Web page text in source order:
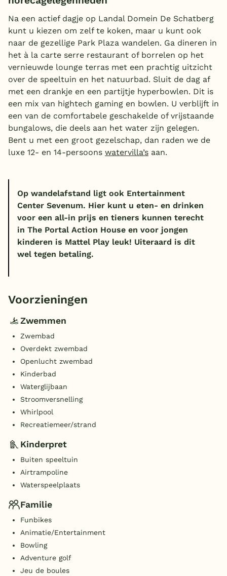
Na een actief dagje op Landal Domein De Schatberg
kunt u kiezen om zelf te koken, maar u kunt ook
naar de gezellige Park Plaza wandelen. Ga dineren in
het à la carte serre restaurant of borrelen op het
vernieuwde lounge terras met een prachtig uitzicht
over de speeltuin en het natuurbad. Sluit de dag af
met een drankje en een partijtje hyperbowlen. Dit is
een mix van hightech gaming en bowlen. U verblijft in
een van de comfortabele geschakelde of vrijstaande
bungalows, die deels aan het water zijn gelegen.
Bent u met een groot gezelschap, dan raden we de
luxe 12- en 14-persoons watervilla’s aan.
Op wandelafstand ligt ook Entertainment
Center Sevenum. Hier kunt u eten- en drinken
voor een all-in prijs en tieners kunnen terecht
in The Portal Action House en voor jongen
kinderen is Mattel Play leuk! Uiteraard is dit
wel tegen betaling.
Voorzieningen
Zwemmen
Zwembad
Overdekt zwembad
Openlucht zwembad
Kinderbad
Waterglijbaan
Stroomversnelling
Whirlpool
Recreatiemeer/strand
Kinderpret
Buiten speeltuin
Airtrampoline
Waterspeelplaats
Familie
Funbikes
Animatie/Entertainment
Bowling
Adventure golf
Jeu de boules